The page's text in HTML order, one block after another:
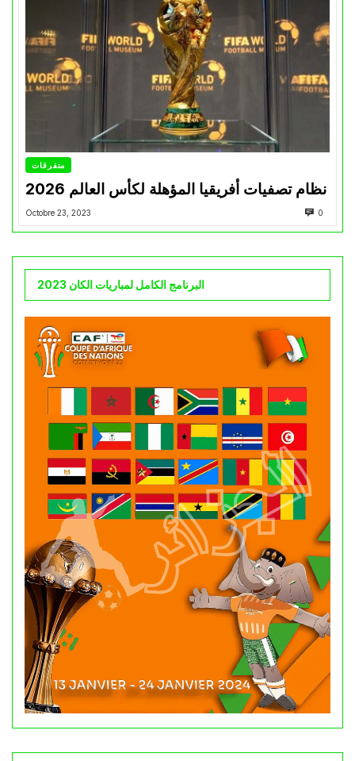
متفرقات
نظام تصفيات أفريقيا المؤهلة لكأس العالم 2026
Octobre 23, 2023 0
البرنامج الكامل لمباريات الكان 2023